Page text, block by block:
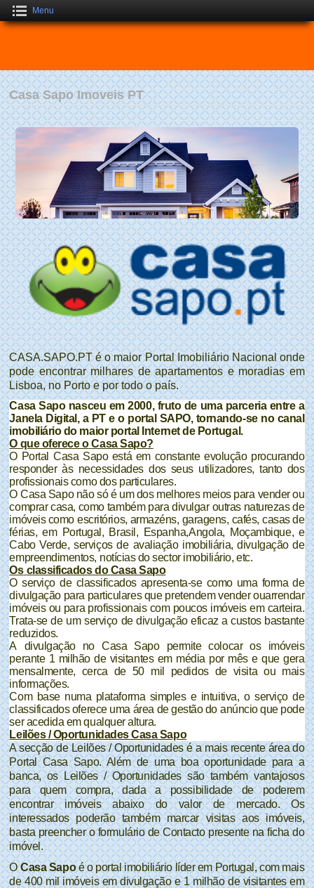
Menu
Casa Sapo Imoveis PT
CASA.SAPO.PT é o maior Portal Imobiliário Nacional onde
pode encontrar milhares de apartamentos e moradias em
Lisboa, no Porto e por todo o país.
Casa Sapo nasceu em 2000, fruto de uma parceria entre a
Janela Digital, a PT e o portal SAPO, tornando-se no canal
imobiliário do maior portal Internet de Portugal.
O que oferece o Casa Sapo?
O Portal Casa Sapo está em constante evolução procurando
responder às necessidades dos seus utilizadores, tanto dos
profissionais como dos particulares.
O Casa Sapo não só é um dos melhores meios para vender ou
comprar casa, como também para divulgar outras naturezas de
imóveis como escritórios, armazéns, garagens, cafés, casas de
férias, em Portugal, Brasil, Espanha,Angola, Moçambique, e
Cabo Verde, serviços de avaliação imobiliária, divulgação de
empreendimentos, notícias do sector imobiliário, etc.
Os classificados do Casa Sapo
O serviço de classificados apresenta-se como uma forma de
divulgação para particulares que pretendem vender ouarrendar
imóveis ou para profissionais com poucos imóveis em carteira.
Trata-se de um serviço de divulgação eficaz a custos bastante
reduzidos.
A
divulgação no Casa Sapo permite colocar os
imóveis
perante 1 milhão de visitantes em média por mês e que gera
mensalmente, cerca de 50 mil pedidos de visita ou mais
informações.
Com base numa plataforma simples e intuitiva, o serviço de
classificados oferece uma área de gestão do anúncio que pode
ser acedida em qualquer altura.
Leilões / Oportunidades Casa Sapo
A secção de Leilões / Oportunidades é a mais recente área do
Portal Casa Sapo. Além de uma boa oportunidade para a
banca, os Leilões / Oportunidades são também vantajosos
para quem compra, dada a possibilidade de poderem
encontrar imóveis abaixo do valor de mercado. Os
interessados poderão também marcar visitas aos imóveis,
basta preencher o formulário de Contacto presente na ficha do
imóvel.
O Casa Sapoé o portal imobiliário líder em Portugal, com mais
de 400 milimóveis em divulgação e 1 milhão de visitantes em